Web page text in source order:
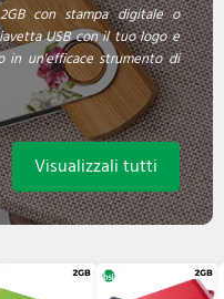
con stampa digitale o
USB con il tuo logo e
in un'efficace strumento di
Visualizzali tutti